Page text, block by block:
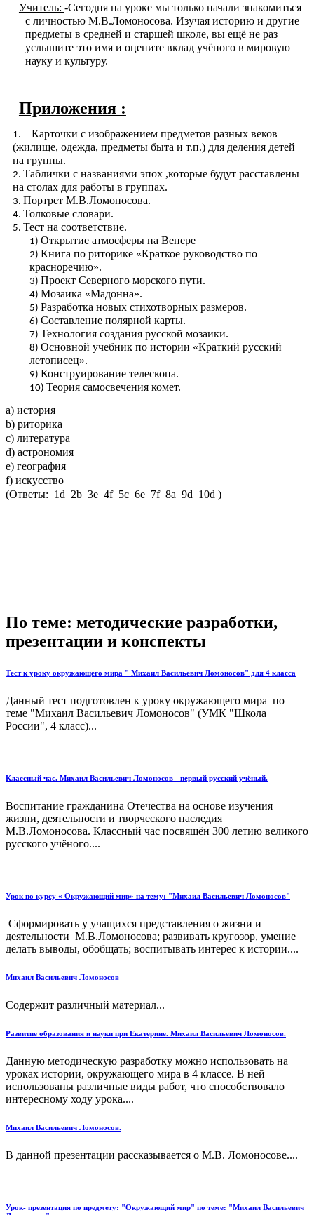
Учитель: -Сегодня на уроке мы только начали знакомиться
с личностью М.В.Ломоносова. Изучая историю и другие
предметы в средней и старшей школе, вы ещё не раз
услышите это имя и оцените вклад учёного в мировую
науку и культуру.
Приложения :
Карточки с изображением предметов разных веков
(жилище, одежда, предметы быта и т.п.) для деления детей
на группы.
Таблички с названиями эпох ,которые будут расставлены
на столах для работы в группах.
Портрет М.В.Ломоносова.
Толковые словари.
Тест на соответствие.
Открытие атмосферы на Венере
Книга по риторике «Краткое руководство по
красноречию».
Проект Северного морского пути.
Мозаика «Мадонна».
Разработка новых стихотворных размеров.
Составление полярной карты.
Технология создания русской мозаики.
Основной учебник по истории «Краткий русский
летописец».
Конструирование телескопа.
Теория самосвечения комет.
а) история
b) риторика
c) литература
d) астрономия
e) география
f) искусство
(Ответы: 1d 2b 3e 4f 5c 6e 7f 8a 9d 10d )
По теме: методические разработки,
презентации и конспекты
Тест к уроку окружающего мира " Михаил Васильевич Ломоносов" для 4 класса
Данный тест подготовлен к уроку окружающего мира по
теме "Михаил Васильевич Ломоносов" (УМК "Школа
России", 4 класс)...
Классный час. Михаил Васильевич Ломоносов - первый русский учёный.
Воспитание гражданина Отечества на основе изучения
жизни, деятельности и творческого наследия
М.В.Ломоносова. Классный час посвящён 300 летию великого
русского учёного....
Урок по курсу « Окружающий мир» на тему: "Михаил Васильевич Ломоносов"
Сформировать у учащихся представления о жизни и
деятельности М.В.Ломоносова; развивать кругозор, умение
делать выводы, обобщать; воспитывать интерес к истории....
Михаил Васильевич Ломоносов
Содержит различный материал...
Развитие образования и науки при Екатерине. Михаил Васильевич Ломоносов.
Данную методическую разработку можно использовать на
уроках истории, окружающего мира в 4 классе. В ней
использованы различные виды работ, что способствовало
интересному ходу урока....
Михаил Васильевич Ломоносов.
В данной презентации рассказывается о М.В. Ломоносове....
Урок- презентация по предмету: "Окружающий мир" по теме: "Михаил Васильевич